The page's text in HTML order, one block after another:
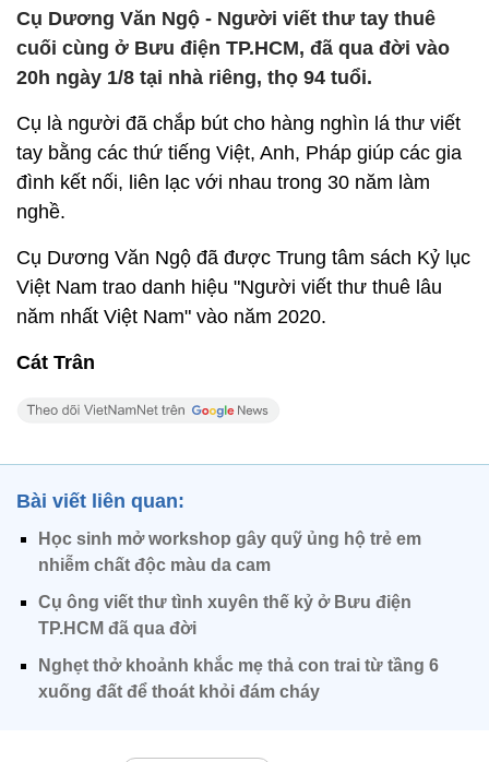
Cụ Dương Văn Ngộ - Người viết thư tay thuê
cuối cùng ở Bưu điện TP.HCM, đã qua đời vào
20h ngày 1/8 tại nhà riêng, thọ 94 tuổi.
Cụ là người đã chắp bút cho hàng nghìn lá thư viết
tay bằng các thứ tiếng Việt, Anh, Pháp giúp các gia
đình kết nối, liên lạc với nhau trong 30 năm làm
nghề.
Cụ Dương Văn Ngộ đã được Trung tâm sách Kỷ lục
Việt Nam trao danh hiệu "Người viết thư thuê lâu
năm nhất Việt Nam" vào năm 2020.
Cát Trân
Bài viết liên quan:
Học sinh mở workshop gây quỹ ủng hộ trẻ em
nhiễm chất độc màu da cam
Cụ ông viết thư tình xuyên thế kỷ ở Bưu điện
TP.HCM đã qua đời
Nghẹt thở khoảnh khắc mẹ thả con trai từ tầng 6
xuống đất để thoát khỏi đám cháy